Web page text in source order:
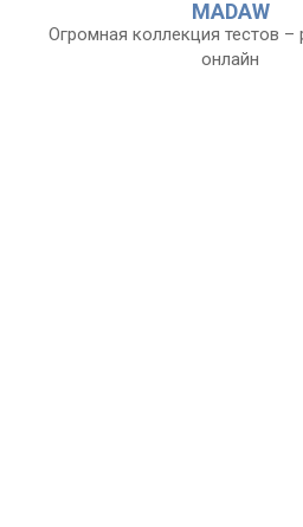
MADAW
Огромная коллекция тестов –
онлайн